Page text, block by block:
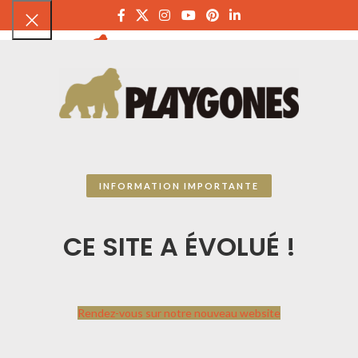
INFORMATION IMPORTANTE
CE SITE A ÉVOLUÉ !
Rendez-vous sur notre nouveau website